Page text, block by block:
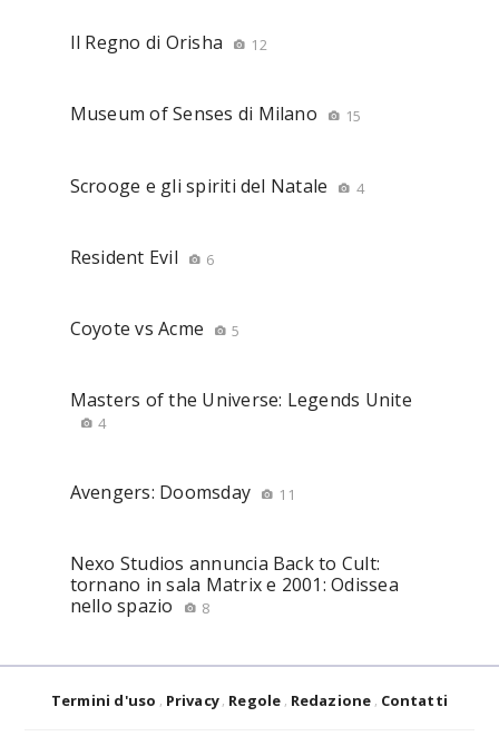
Il Regno di Orisha 12
Museum of Senses di Milano 15
Scrooge e gli spiriti del Natale 4
Resident Evil 6
Coyote vs Acme 5
Masters of the Universe: Legends Unite
4
Avengers: Doomsday 11
Nexo Studios annuncia Back to Cult:
tornano in sala Matrix e 2001: Odissea
nello spazio
8
Termini d'uso Privacy Regole Redazione Contatti